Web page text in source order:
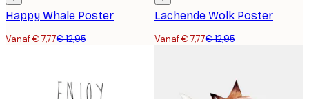
Happy Whale Poster
Vanaf € 7,77€ 12,95
Lachende Wolk Poster
Vanaf € 7,77€ 12,95